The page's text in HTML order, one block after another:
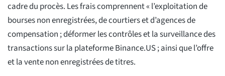
cadre du procès. Les frais comprennent « l’exploitation de
bourses non enregistrées, de courtiers et d’agences de
compensation ; déformer les contrôles et la surveillance des
transactions sur la plateforme Binance.US ; ainsi que l’offre
et la vente non enregistrées de titres.